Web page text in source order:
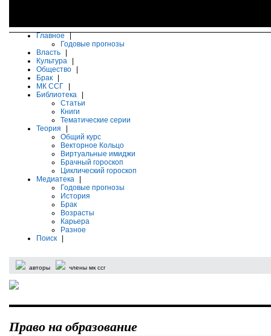
Главное
Годовые прогнозы
Власть
Культура
Общество
Брак
МК ССГ
Библиотека
Статьи
Книги
Тематические серии
Теория
Общий курс
Векторное Кольцо
Виртуальные имиджи
Брачный гороскоп
Циклический гороскоп
Медиатека
Годовые прогнозы
История
Брак
Возрасты
Карьера
Разное
Поиск
авторы члены мк ссг
Право на образование